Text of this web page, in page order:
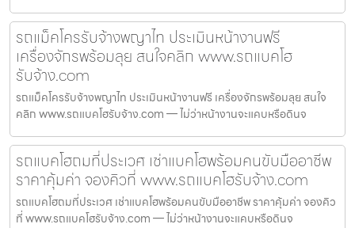
รถแม็คโครรับจ้างพญาไท ประเมินหน้างานฟรี
เครื่องจักรพร้อมลุย สนใจคลิก www.รถแบคโฮ
รับจ้าง.com
รถแม็คโครรับจ้างพญาไท ประเมินหน้างานฟรี เครื่องจักรพร้อมลุย สนใจ
คลิก www.รถแบคโฮรับจ้าง.com — ไม่ว่าหน้างานจะแคบหรือดินจ
รถแบคโฮถมที่ประเวศ เช่าแบคโฮพร้อมคนขับมืออาชีพ
ราคาคุ้มค่า จองคิวที่ www.รถแบคโฮรับจ้าง.com
รถแบคโฮถมที่ประเวศ เช่าแบคโฮพร้อมคนขับมืออาชีพ ราคาคุ้มค่า จองคิว
ที่ www.รถแบคโฮรับจ้าง.com — ไม่ว่าหน้างานจะแคบหรือดินจ